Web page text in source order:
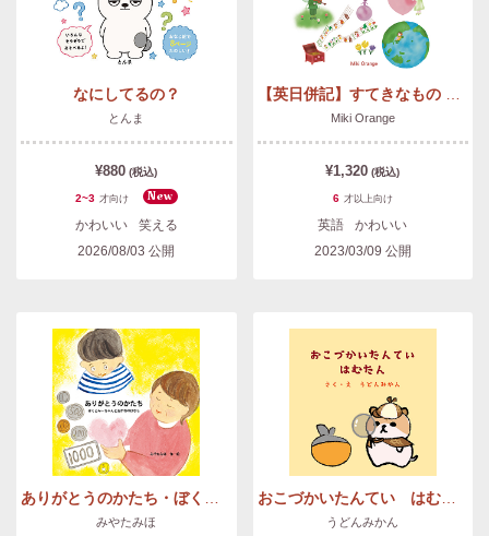
なにしてるの？
とんま
¥880 (税込)
2~3 才向け New
かわいい
笑える
2026/08/03 公開
Miki Orange
¥1,320 (税込)
6 才以上向け
英語
かわいい
2023/03/09 公開
みやたみほ
おこづかいたんてい はむたん
うどんみかん